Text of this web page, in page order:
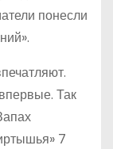
понесли
Так
7